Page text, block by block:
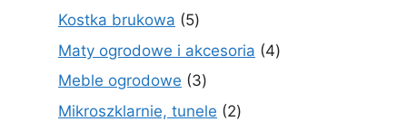
Kostka brukowa 55
produktów
Maty ogrodowe i akcesoria 44
Meble ogrodowe 33
produkty
Mikroszklarnie, tunele 22